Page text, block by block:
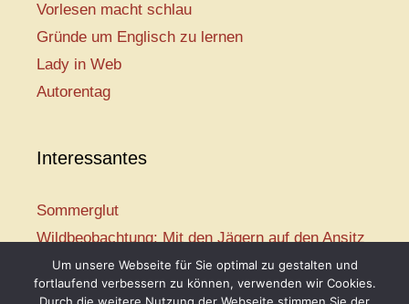
Vorlesen macht schlau
Gründe um Englisch zu lernen
Lady in Web
Autorentag
Interessantes
Sommerglut
Wildbeobachtung: Mit den Jägern auf den Ansitz
Mir ist so heiß
Mission: Rettungsschwimmer
Um unsere Webseite für Sie optimal zu gestalten und
fortlaufend verbessern zu können, verwenden wir Cookies.